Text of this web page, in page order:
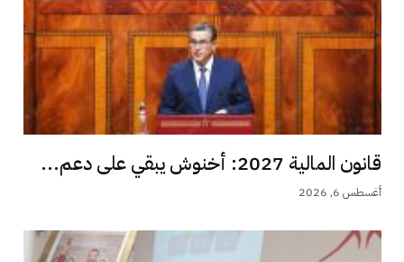
قانون المالية 2027: أخنوش يبقي على دعم...
أغسطس 6, 2026